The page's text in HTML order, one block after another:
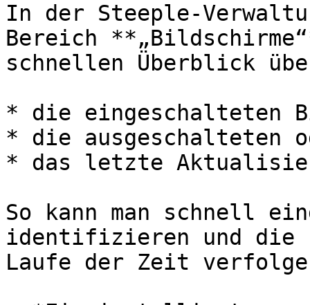
In der Steeple-
Bereich
schnellen Überblick
* die eingeschalteten
* die ausgeschalteten
* das letzte
So kann man schnell
identifizieren und die
Laufe der Zeit